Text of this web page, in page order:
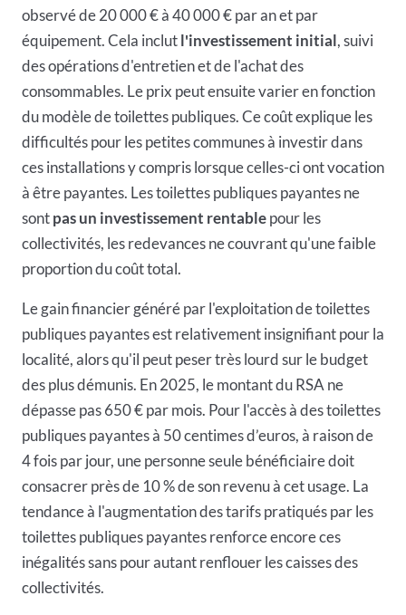
observé de 20 000 € à 40 000 € par an et par
équipement. Cela inclutl'investissement initial, suivi
des opérations d'entretien et de l'achat des
consommables. Le prix peut ensuite varier en fonction
du modèle de toilettes publiques. Ce coût explique les
difficultés pour les petites communes à investir dans
ces installations y compris lorsque celles-ci ont vocation
à être payantes. Les toilettes publiques payantes ne
sontpas un investissement rentablepour les
collectivités, les redevances ne couvrant qu'une faible
proportion du coût total.
Le gain financier généré par l'exploitation de toilettes
publiques payantes est relativement insignifiant pour la
localité, alors qu'il peut peser très lourd sur le budget
des plus démunis. En 2025, le montant du RSA ne
dépasse pas 650 € par mois. Pour l'accès à des toilettes
publiques payantes à 50 centimes d’euros, à raison de
4 fois par jour, une personne seule bénéficiaire doit
consacrer près de 10 % de son revenu à cet usage. La
tendance à l'augmentation des tarifs pratiqués par les
toilettes publiques payantes renforce encore ces
inégalités sans pour autant renflouer les caisses des
collectivités.